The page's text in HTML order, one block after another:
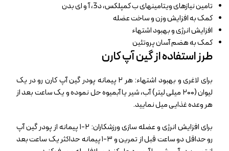
تامین نیازهای ویتامینهای ب کمپلکس، د3، آ و ای بدن
کمک به افزایش وزن و ساخت عضله
افزایش انرژی و بهبود اشتهاء
کمک به هضم آسان پروتئین
طرز استفاده از گین آپ کارن
برای لاغری و بهبود اشتهاء: هر ۲ پیمانه پودر گین آپ کارن رو در یک
لیوان (۲۰۰ میلی لیتر) آب، شیر یا آبمیوه حل نموده و یک ساعت بعد از
هر وعده غذایی میل نمایید.
برای افزایش انرژی و عضله سازی ورزشکاران: ۲-۱ پیمانه از پودر گین آپ
رو حداقل دو ساعت قبل از تمرین و ۳-۱ پیمانه حداکثر یک ساعت بعد